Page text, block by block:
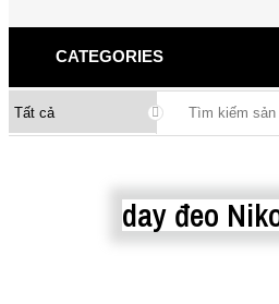
CATEGORIES
day đeo